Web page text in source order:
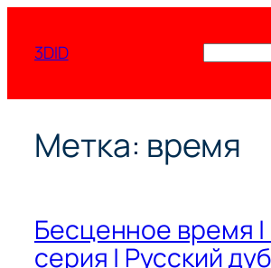
содержимому
3DID
Метка: время
Бесценное время |
серия | Русский